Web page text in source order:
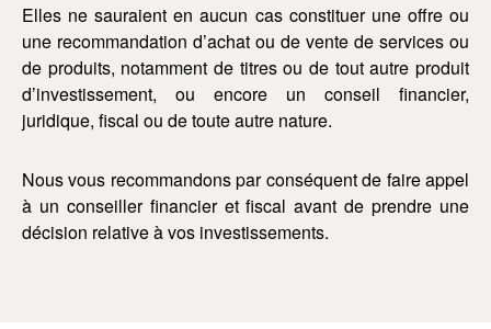
Elles ne sauraient en aucun cas constituer une offre ou
une recommandation d’achat ou de vente de services ou
de produits, notamment de titres ou de tout autre produit
d’investissement, ou encore un conseil financier,
juridique, fiscal ou de toute autre nature.
Nous vous recommandons par conséquent de faire appel
à un conseiller financier et fiscal avant de prendre une
décision relative à vos investissements.